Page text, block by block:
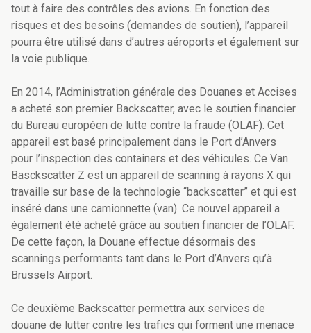
tout à faire des contrôles des avions. En fonction des
risques et des besoins (demandes de soutien), l’appareil
pourra être utilisé dans d’autres aéroports et également sur
la voie publique.
En 2014, l’Administration générale des Douanes et Accises
a acheté son premier Backscatter, avec le soutien financier
du Bureau européen de lutte contre la fraude (OLAF). Cet
appareil est basé principalement dans le Port d’Anvers
pour l’inspection des containers et des véhicules. Ce Van
Basckscatter Z est un appareil de scanning à rayons X qui
travaille sur base de la technologie “backscatter” et qui est
inséré dans une camionnette (van). Ce nouvel appareil a
également été acheté grâce au soutien financier de l’OLAF.
De cette façon, la Douane effectue désormais des
scannings performants tant dans le Port d’Anvers qu’à
Brussels Airport.
Ce deuxième Backscatter permettra aux services de
douane de lutter contre les trafics qui forment une menace